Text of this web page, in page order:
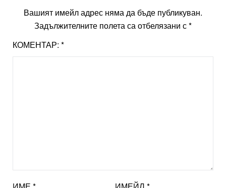
Вашият имейл адрес няма да бъде публикуван.
Задължителните полета са отбелязани с*
КОМЕНТАР: *